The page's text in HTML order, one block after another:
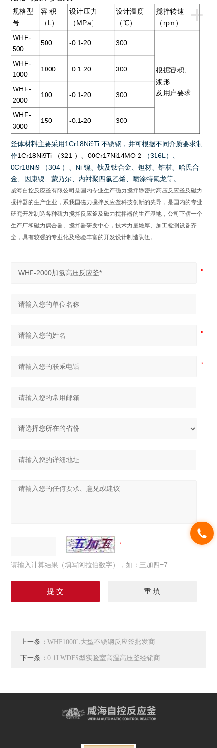
+
规格型
号
容 积
（L）
设计压力
（MPa）
设计温度
（℃）
搅拌转速
（rpm）
WHF-
500
500 -0.1-20 300
根据容积、
浆形
及用户要求
WHF-
1000
1000 -0.1-20 300
WHF-
2000
100 -0.1-20 300
WHF-
3000
150 -0.1-20 300
釜体材料主要采用1Cr18Ni9Ti不锈钢，并可根据不同介质要求制
作1Cr18Ni9Ti （321 ）、00Cr17Ni14MO 2 （316L ）、
0Cr18Ni9
（304 ）、 Ni镍、钛及钛合金、钽材、锆材、哈氏合
金、因康镍、蒙乃尔、内衬聚四氟乙烯、喷涂特氟龙等。
威海自控反应釜有限公司是国内专业生产磁力搅拌静密封高压反应釜及磁力
搅拌器的生产企业，系我国磁力搅拌反应釜科技创新的先导，是国内的专业
研究开发制造各种磁力搅拌反应釜及磁力搅拌器的生产基地，公司下辖一个
生产厂和磁力偶合器、搅拌器研发中心，技术力量雄厚、加工检测设备齐
全，具有较强的专业化及经验丰富的开发设计制造队伍。
请输入计算结果（填写阿拉伯数字），如：三加四=7
上一条：WHF1000L大型不锈钢反应釜批发商
下一条：0.1LWDFS型实验室高温高压釜经销商